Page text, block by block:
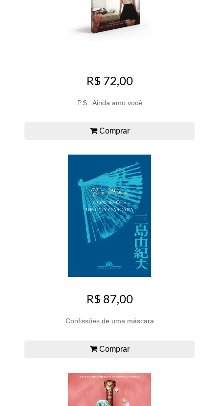
R$ 72,00
P.S.: Ainda amo você
Comprar
R$ 87,00
Confissões de uma máscara
Comprar